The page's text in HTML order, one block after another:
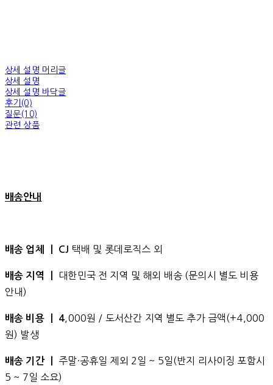
상세 설명 머리글
상세 설명
상세 설명 바닥글
후기(0)
질문(10)
관련 상품
배송안내
배송 업체 ㅣ CJ 택배 및 롯데로직스 외
배송 지역 ㅣ 대한민국 전 지역 및 해외 배송 (문의시 별도 비용
안내)
배송 비용 ㅣ 4,000원 / 도서산간 지역 별도 추가 금액(+4,000
원) 발생
배송 기간 ㅣ 주말·공휴일 제외 2일 ~ 5일(반지 리사이징 포함시
5 ~ 7일 소요)